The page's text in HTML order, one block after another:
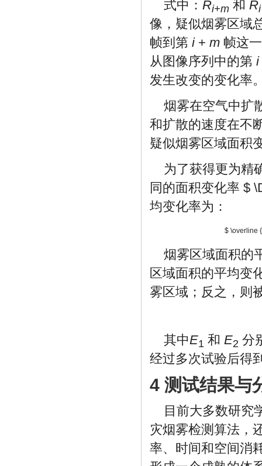
式中： Ri+m 和 Ri
像，疑似烟雾区域
帧到第 i+ m 帧这
从图像序列中的第 i
发生改变的变化率
烟雾在空气中扩
和扩散的速度在不
疑似烟雾区域面积
为了获得更为精
同的面积变化率 $
均变化率为：
$ \overline
烟雾区域面积的
区域面积的平均变
雾区域；反之，则
其中E1 和 E2 分
经过多次试验后得
4 测试结果与
目前大多数研究
灾烟雾检测算法，
率、时间和空间消